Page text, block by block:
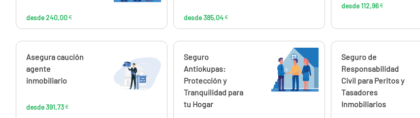
desde 240,00 € desde 385,04 €
desde 112,96 €
Calcúlalo ahora
Asegura caución
agente
inmobiliario
desde 391,73 €
391,73 €
Calcúlalo ahora
Seguro
Antiokupas:
Protección y
Tranquilidad para
tu Hogar
52,01€
Calcúlalo ahora
Seguro de
Responsabilidad
Civil para Peritos y
Tasadores
Inmobiliarios